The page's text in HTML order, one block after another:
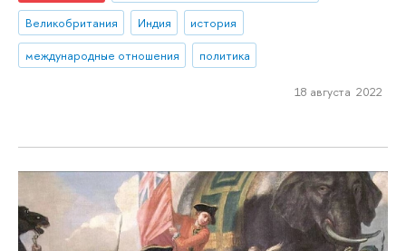
Великобритания
Индия
история
международные отношения
политика
18 августа 2022